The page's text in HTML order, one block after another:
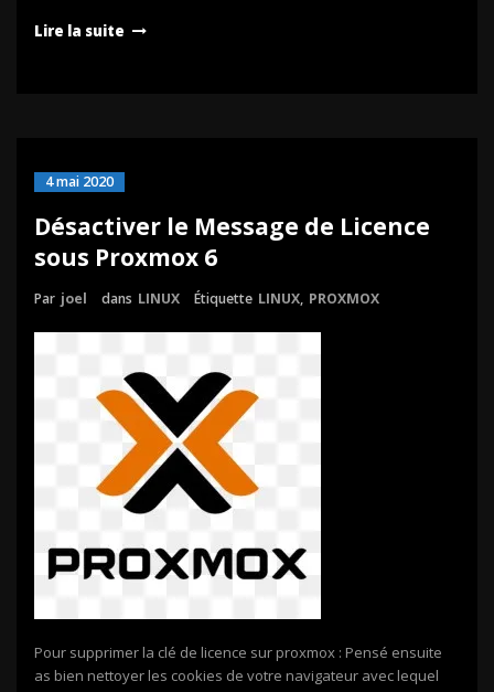
Lire la suite
4 mai 2020
Désactiver le Message de Licence
sous Proxmox 6
Par joel dans LINUX Étiquette LINUX, PROXMOX
Pour supprimer la clé de licence sur proxmox : Pensé ensuite
as bien nettoyer les cookies de votre navigateur avec lequel